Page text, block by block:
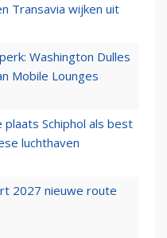
Transavia wijken uit
Washington Dulles
Mobile Lounges
Schiphol als best
luchthaven
2027 nieuwe route